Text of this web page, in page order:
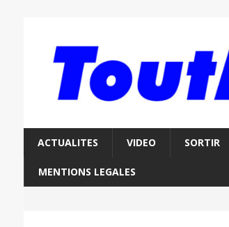
ACTUALITES VIDEO SORTIR
MENTIONS LEGALES